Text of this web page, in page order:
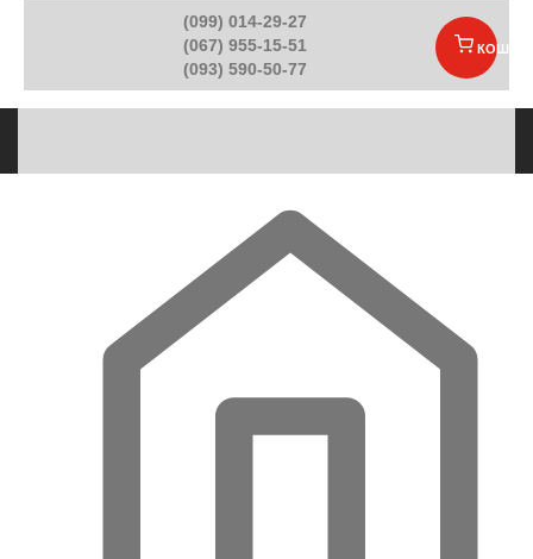
(099) 014-29-27
(067) 955-15-51
(093) 590-50-77
КОШИК